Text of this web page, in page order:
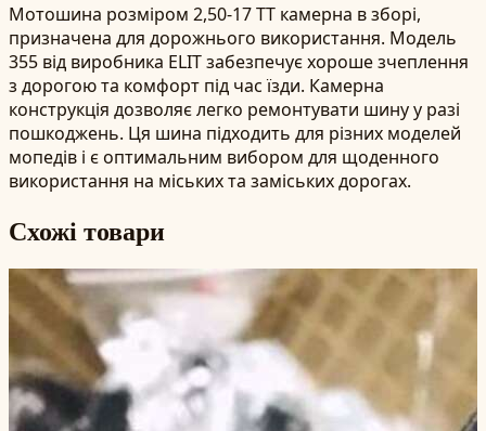
Мотошина розміром 2,50-17 TT камерна в зборі,
призначена для дорожнього використання. Модель
355 від виробника ELIT забезпечує хороше зчеплення
з дорогою та комфорт під час їзди. Камерна
конструкція дозволяє легко ремонтувати шину у разі
пошкоджень. Ця шина підходить для різних моделей
мопедів і є оптимальним вибором для щоденного
використання на міських та заміських дорогах.
Схожі товари